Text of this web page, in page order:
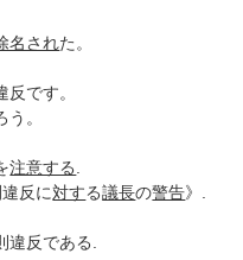
名された。
反です。
う。
注意する
反に対する議長の警告》.
違反である.